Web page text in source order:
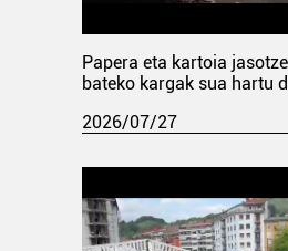
Papera eta kartoia
bateko kargak sua hartu
2026/07/27